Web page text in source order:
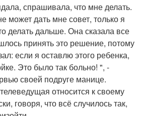
спрашивала, что мне делать.
может дать мне совет, только я
делать дальше. Она сказала все
принять это решение, потому
если я оставлю этого ребенка,
Это было так больно! ", -
своей подруге манице.
относится к своему
говоря, что всё случилось так,